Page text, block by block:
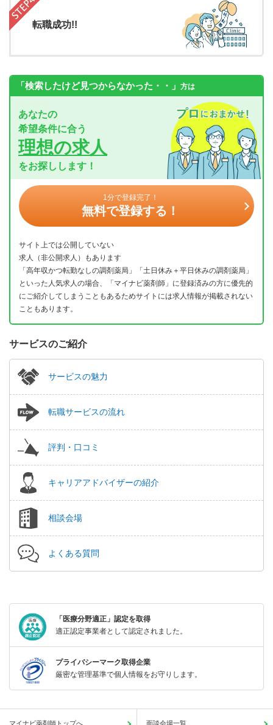
転職成功!!
「検索したけど見つからなかった・・」 方は
あなたの
希望条件に合う
理想の求人
をお探しします！
1分で登録完了！
無料で登録する！
サイト上では公開していない
求人（非公開求人）もあります
「高年収かつ転勤なしの調剤薬局」「土日休み＋平日休みの調剤薬局」
といった人気求人の場合、「マイナビ薬剤師」に登録済みの方に優先的
にご紹介してしまうこともあるためサイトには求人情報が掲載されない
こともあります。
サービスのご紹介
サービスの魅力
転職サービスの流れ
評判・口コミ
キャリアアドバイザーの紹介
相談会場
よくある質問
「医療分野適正」認定を取得
適正認定事業者として認定されました。
プライバシーマーク取得企業
厳密な管理基準で個人情報をお守りします。
マイナビ薬剤師トップへ 面談会場一覧